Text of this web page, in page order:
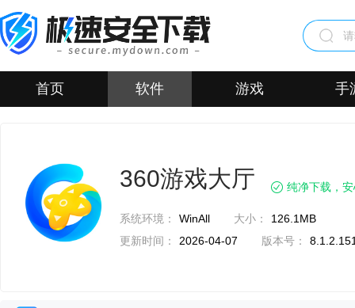
首页 软件 游戏 手
360游戏大厅 纯净下载，
系统环境： WinAll 大小：
126.1MB
更新时间：
2026-04-07 版本号：